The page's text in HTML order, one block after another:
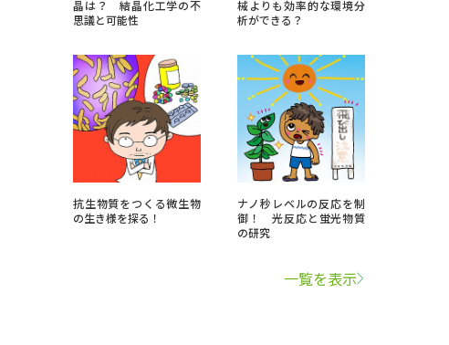
お問合せ先 テレメール進学カタログ訂正のご案内
晶は？ 結晶化工学の不
思議と可能性
械よりも効率的な環境分
析ができる？
抗生物質をつくる微生物
の生き様を探る！
ナノ秒レベルの反応を制
御！ 光反応と蛍光物質
の研究
一覧を表示